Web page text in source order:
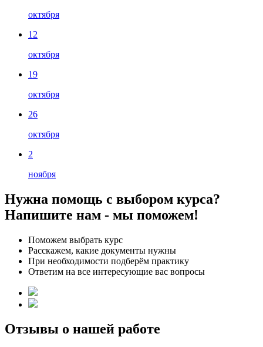
октября
12
октября
19
октября
26
октября
2
ноября
Нужна помощь с выбором курса?
Напишите нам - мы поможем!
Поможем выбрать курс
Расскажем, какие документы нужны
При необходимости подберём практику
Ответим на все интересующие вас вопросы
Отзывы о нашей работе